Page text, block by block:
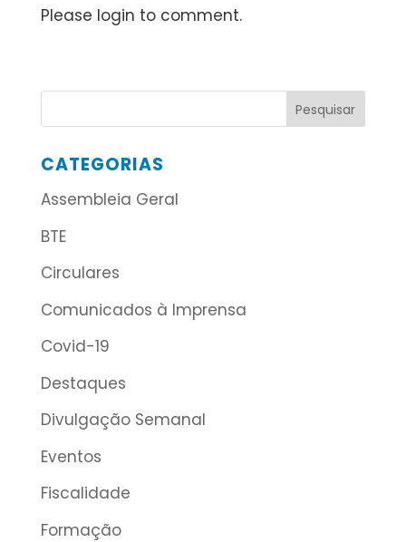
Please login to comment.
CATEGORIAS
Assembleia Geral
BTE
Circulares
Comunicados à Imprensa
Covid-19
Destaques
Divulgação Semanal
Eventos
Fiscalidade
Formação